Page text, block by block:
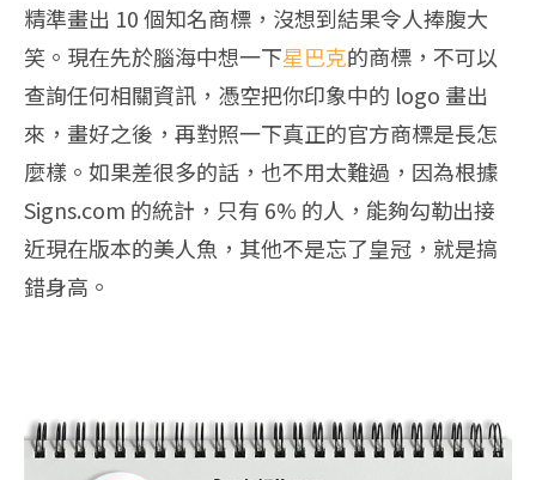
精準畫出 10 個知名商標，沒想到結果令人捧腹大
笑。 現在先於腦海中想一下星巴克的商標，不可以
查詢任何相關資訊，憑空把你印象中的 logo 畫出
來，畫好之後，再對照一下真正的官方商標是長怎
麼樣。如果差很多的話，也不用太難過，因為根據
Signs.com 的統計，只有 6% 的人，能夠勾勒出接
近現在版本的美人魚，其他不是忘了皇冠，就是搞
錯身高。